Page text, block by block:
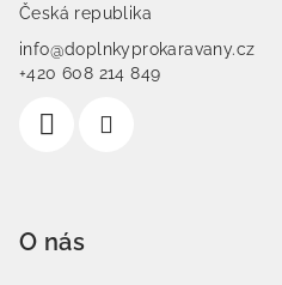
Česká republika
info@doplnkyprokaravany.cz
+420 608 214 849
O nás